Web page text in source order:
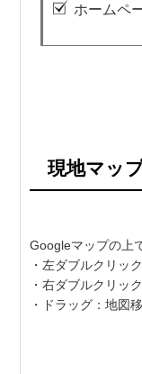
ホームペ
現地マッ
Googleマップの上
・左ダブルクリッ
・右ダブルクリッ
・ドラッグ：地図